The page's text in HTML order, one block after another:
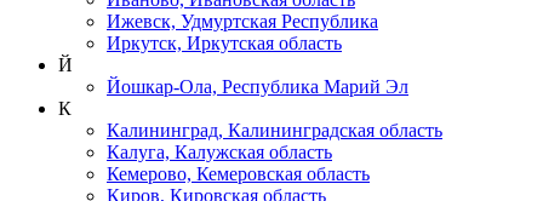
Ижевск, Удмуртская Республика
Иркутск, Иркутская область
Й
Йошкар-Ола, Республика Марий Эл
К
Калининград, Калининградская область
Калуга, Калужская область
Кемерово, Кемеровская область
Киров, Кировская область